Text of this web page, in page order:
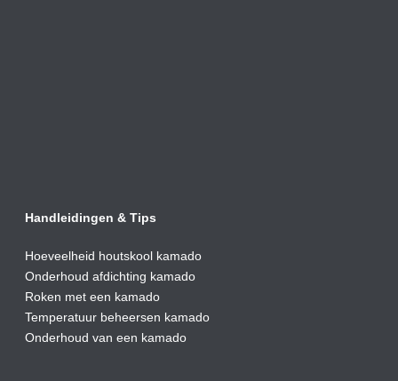
Handleidingen & Tips
Hoeveelheid houtskool kamado
Onderhoud afdichting kamado
Roken met een kamado
Temperatuur beheersen kamado
Onderhoud van een kamado